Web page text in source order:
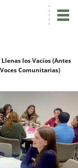
los Vacíos (Antes
Comunitarias)